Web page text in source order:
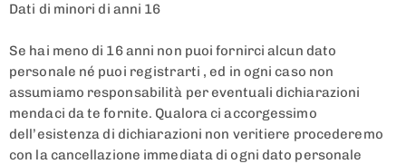
Dati di minori di anni 16
Se hai meno di 16 anni non puoi fornirci alcun dato
personale né puoi registrarti , ed in ogni caso non
assumiamo responsabilità per eventuali dichiarazioni
mendaci da te fornite. Qualora ci accorgessimo
dell’esistenza di dichiarazioni non veritiere procederemo
con la cancellazione immediata di ogni dato personale